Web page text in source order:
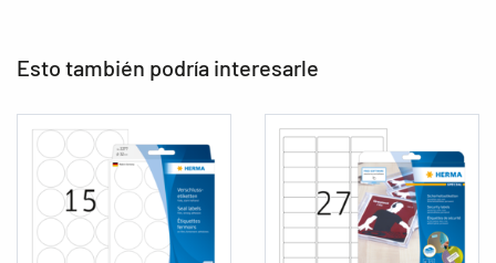
Esto también podría interesarle